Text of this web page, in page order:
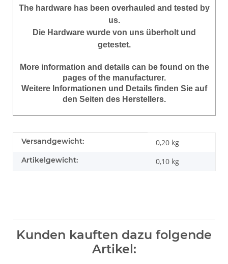
The hardware has been overhauled and tested by
us.
Die Hardware wurde von uns überholt und
getestet.
More information and details can be found on the
pages of the manufacturer.
Weitere Informationen und Details finden Sie auf
den Seiten des Herstellers.
Produkteigenschaft
Wert
Versandgewicht: 0,20 kg
Artikelgewicht: 0,10 kg
Kunden kauften dazu folgende
Artikel: